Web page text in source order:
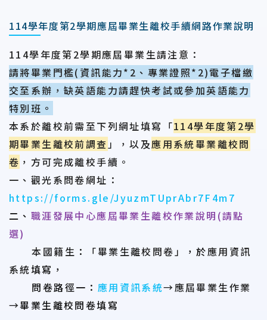
114學年度第2學期應屆畢業生離校手續網路作業說明
114學年度第2學期應屆畢業生請注意：
請將畢業門檻(資訊能力*2、專業證照*2)電子檔繳
交至系辦，缺英語能力請趕快考試或參加英語能力
特別班。
本系於離校前需至下列網址填寫 「114學年度第2學
期畢業生離校前調查」 ，以及應用系統畢業離校問
卷 ，方可完成離校手續。
一、觀光系問卷網址：
https://forms.gle/JyuzmTUprAbr7F4m7
二、 職涯發展中心應屆畢業生離校作業說明 (請點
選)
本國籍生 ： 「畢業生離校問卷」 ，於應用資訊
系統填寫，
問卷路徑一： 應用資訊系統→應屆畢業生作業
→畢業生離校問卷填寫